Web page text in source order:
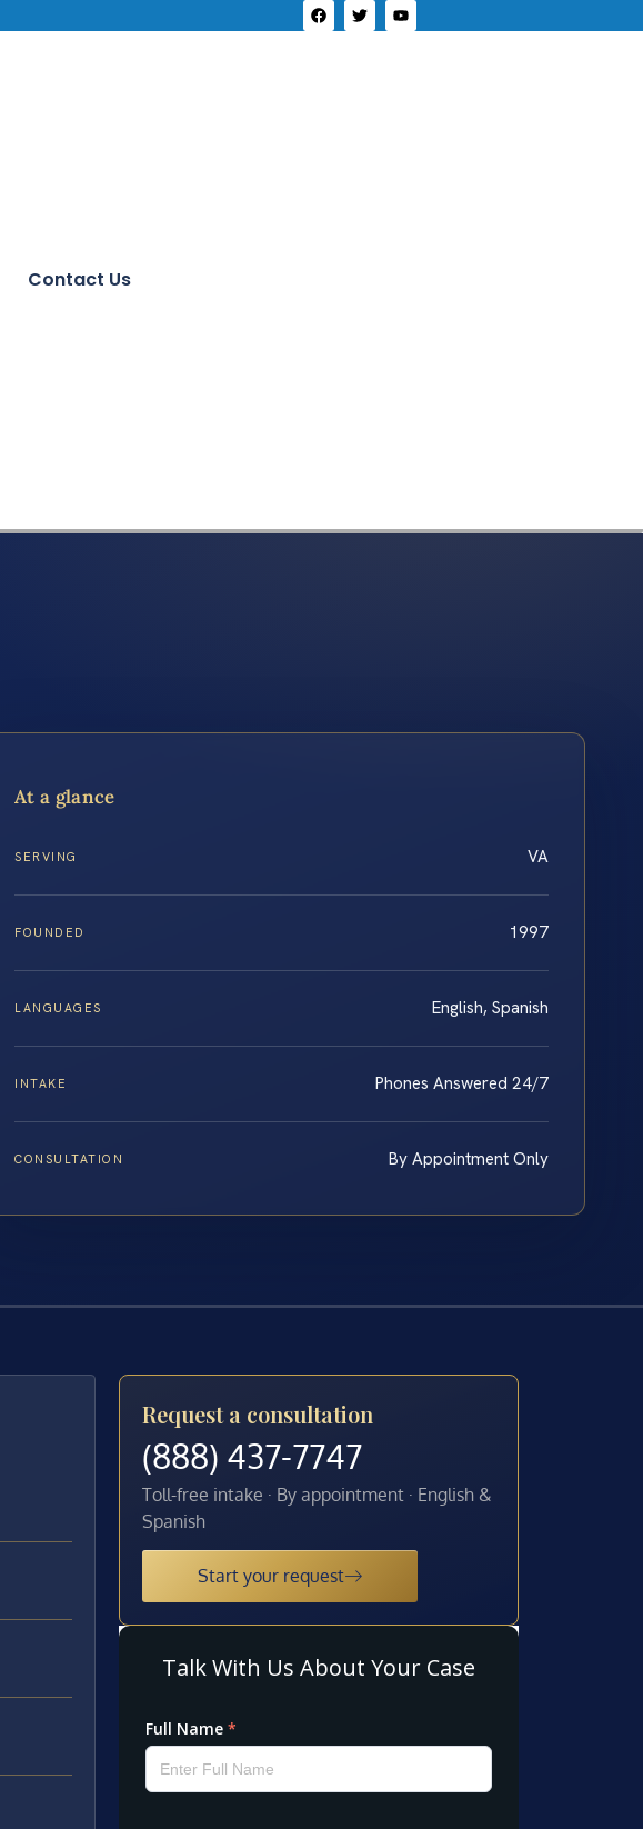
Contact Us
At a glance
SERVING VA
FOUNDED 1997
LANGUAGES English, Spanish
INTAKE Phones Answered 24/7
CONSULTATION By Appointment Only
Request a consultation
(888) 437-7747
Toll-free intake · By appointment · English &
Spanish
Start your request